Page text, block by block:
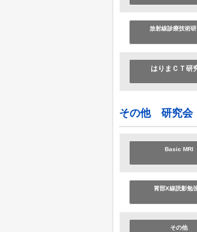
放射線診療技術
はりまＣＴ研
その他 研究会
Basic MRI
胃部X線読影勉
その他